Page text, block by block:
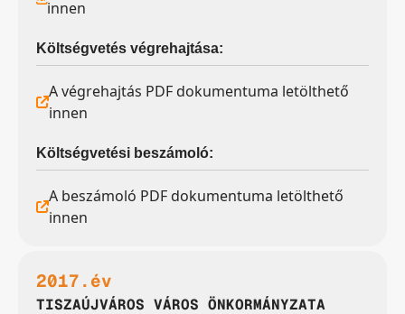
innen
Költségvetés végrehajtása:
A végrehajtás PDF dokumentuma letölthető
innen
Költségvetési beszámoló:
A beszámoló PDF dokumentuma letölthető
innen
2017.év
TISZAÚJVÁROS VÁROS ÖNKORMÁNYZATA